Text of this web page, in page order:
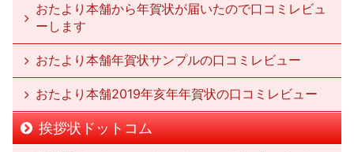
おたより本舗から年賀状が届いたので口コミレビュ
ーします
おたより本舗年賀状サンプルの口コミレビュー
おたより本舗2019年亥年年賀状の口コミレビュー
挨拶状ドットコム